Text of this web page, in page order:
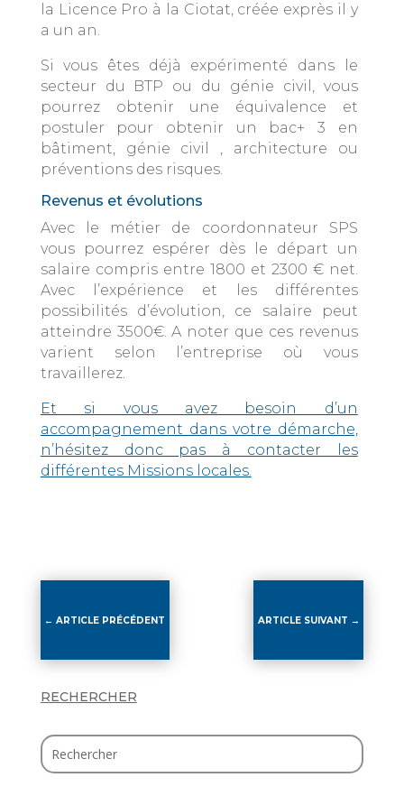
la Licence Pro à la Ciotat, créée exprès il y
a un an.
Si vous êtes déjà expérimenté dans le
secteur du BTP ou du génie civil, vous
pourrez obtenir une équivalence et
postuler pour obtenir un bac+ 3 en
bâtiment, génie civil , architecture ou
préventions des risques.
Revenus et évolutions
Avec le métier de coordonnateur SPS
vous pourrez espérer dès le départ un
salaire compris entre 1800 et 2300 € net.
Avec l’expérience et les différentes
possibilités d’évolution, ce salaire peut
atteindre 3500€. A noter que ces revenus
varient selon l’entreprise où vous
travaillerez.
Et si vous avez besoin d’un
accompagnement dans votre démarche,
n’hésitez donc pas à contacter les
différentes Missions locales.
←ARTICLE PRÉCÉDENT ARTICLE SUIVANT →
RECHERCHER